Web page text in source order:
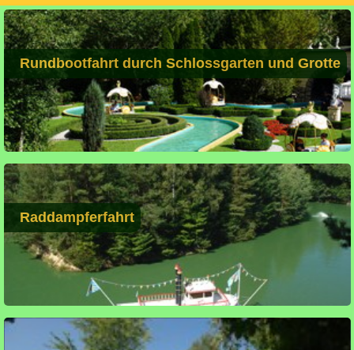
Rundbootfahrt durch Schlossgarten und Grotte
Raddampferfahrt